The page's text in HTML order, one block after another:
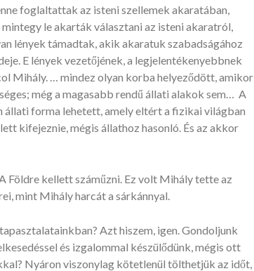
foglaltattak az isteni szellemek akaratában,
le akarták választani az isteni akaratról,
lények támadtak, akik akaratuk szabadságához
E lények vezetőjének, a legjelentékenyebbnek
Mihály. … mindez olyan korba helyeződött, amikor
még a magasabb rendű állati alakok sem… A
forma lehetett, amely eltért a fizikai világban
kifejeznie, mégis állathoz hasonló. És az akkor
Földre kellett száműzni. Ez volt Mihály tette az
mint Mihály harcát a sárkánnyal.
Azt hiszem, igen. Gondoljunk
és izgalommal készülődünk, mégis ott
Nyáron viszonylag kötetlenül tölthetjük az időt,